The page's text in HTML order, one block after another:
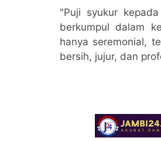
"Puji syukur
berkumpul dalam
hanya seremonial,
bersih, jujur, dan